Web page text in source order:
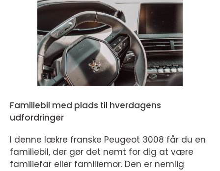
Familiebil med plads til hverdagens
udfordringer
I denne lækre franske Peugeot 3008 får du en
familiebil, der gør det nemt for dig at være
familiefar eller familiemor. Den er nemlig